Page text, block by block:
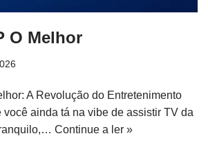
O Melhor
A Revolução do Entretenimento
você ainda tá na vibe de assistir TV da
Continue a ler »